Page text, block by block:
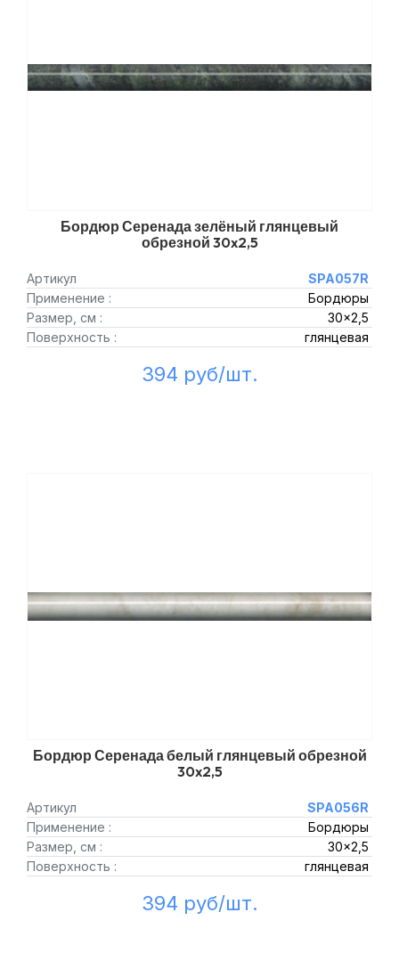
Бордюр Серенада зелёный глянцевый
обрезной 30x2,5
Артикул
SPA057R
Применение :
Бордюры
Размер, см :
30x2,5
Поверхность :
глянцевая
394 руб/шт.
Бордюр Серенада белый глянцевый обрезной
30x2,5
Артикул
SPA056R
Применение :
Бордюры
Размер, см :
30x2,5
Поверхность :
глянцевая
394 руб/шт.